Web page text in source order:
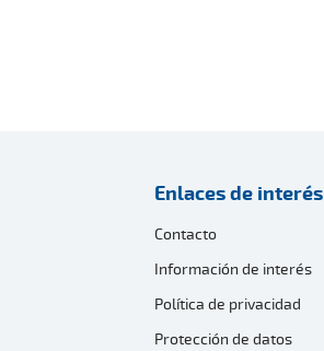
Enlaces de interés
Contacto
Información de interés
Política de privacidad
Protección de datos